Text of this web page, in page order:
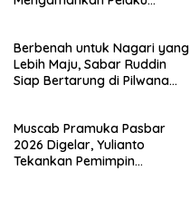
Berbenah untuk Nagari yang
Lebih Maju, Sabar Ruddin
Siap Bertarung di Pilwana
Muscab Pramuka Pasbar
2026 Digelar, Yulianto
Tekankan Pemimpin